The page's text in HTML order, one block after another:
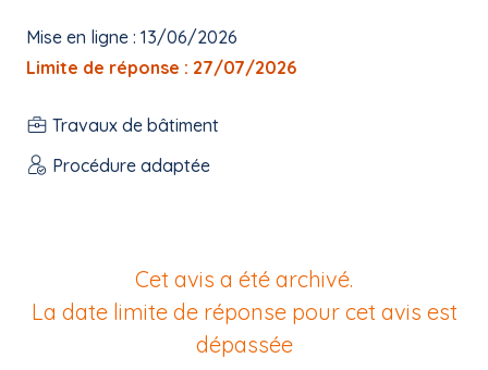
Mise en ligne : 13/06/2026
Limite de réponse : 27/07/2026
Travaux de bâtiment
Procédure adaptée
Cet avis a été archivé.
La date limite de réponse pour cet avis est
dépassée